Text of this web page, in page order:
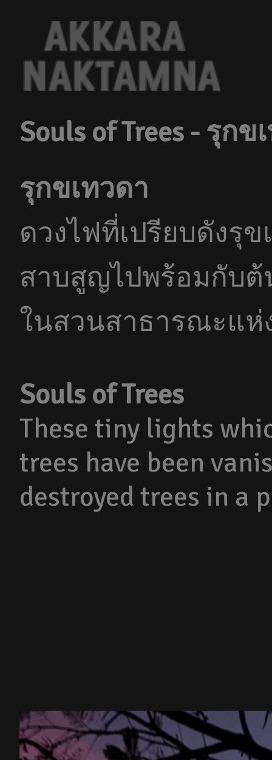
Souls of Trees - รุกข
รุกขเทวดา
ดวงไฟที่เปรียบดังรุข
สาบสูญไปพร้อมกับ
ในสวนสาธารณะแห่
Souls of Trees
These tiny lights
trees have been
destroyed trees in a